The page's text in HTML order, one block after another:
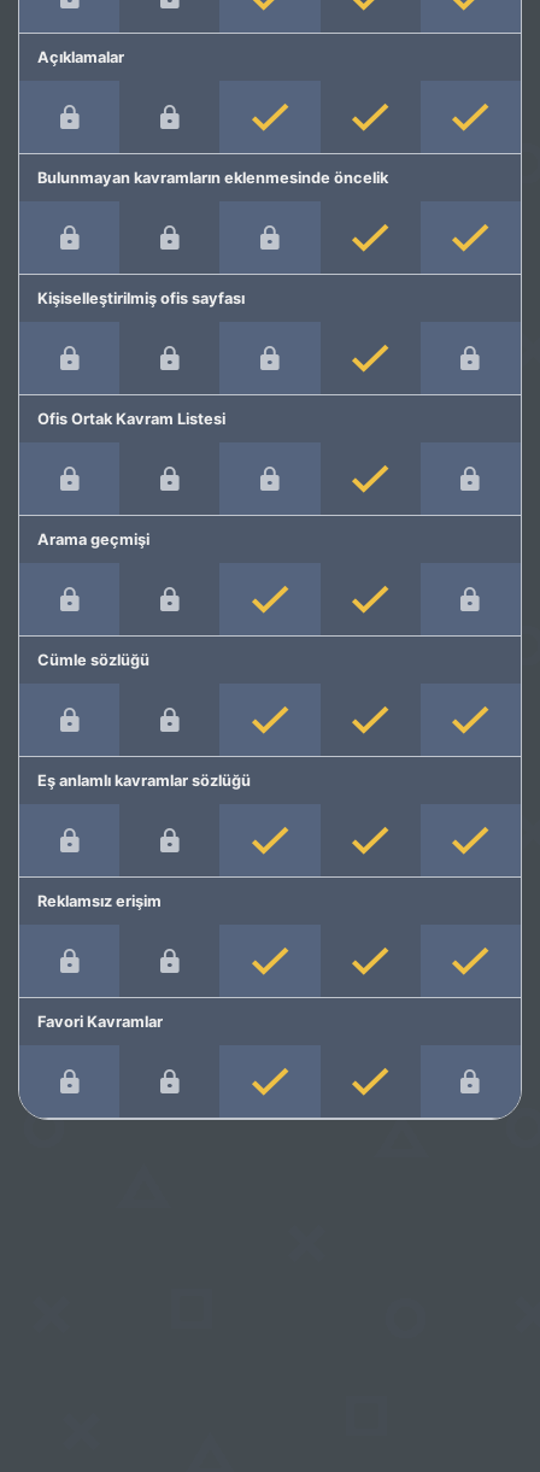
Açıklamalar
Bulunmayan kavramların eklenmesinde öncelik
Kişiselleştirilmiş ofis sayfası
Ofis Ortak Kavram Listesi
Arama geçmişi
Cümle sözlüğü
Eş anlamlı kavramlar sözlüğü
Reklamsız erişim
Favori Kavramlar